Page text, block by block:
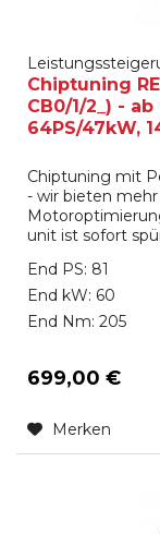
Chiptuning
CB0/1/2_) -
64PS/47kW,
Chiptuning mit
- wir bieten
unit ist sofort
End PS: 81
End kW: 60
End Nm: 205
699,00 €
Merken